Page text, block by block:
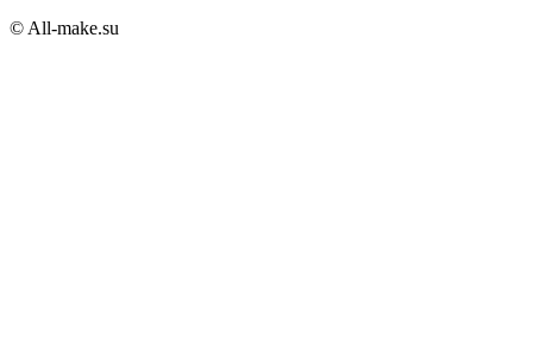
© All-make.su